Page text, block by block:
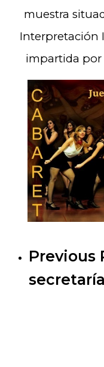
muestra
Interpretación
impartida por
Previous